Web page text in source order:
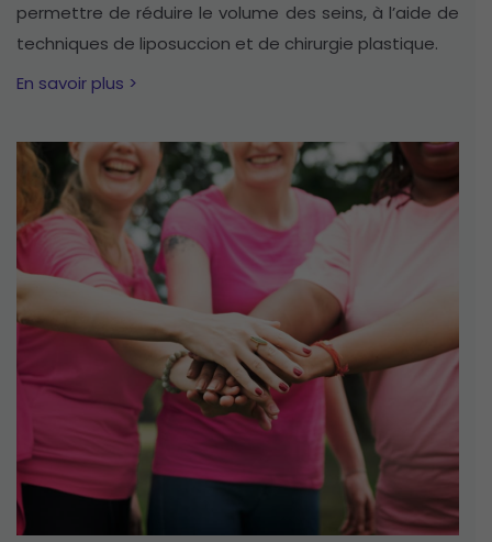
permettre de réduire le volume des seins, à l’aide de
techniques de liposuccion et de chirurgie plastique.
En savoir plus >